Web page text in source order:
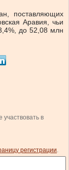
поставляющих
Аравия, чьи
до 52,08 млн
в
регистрации.